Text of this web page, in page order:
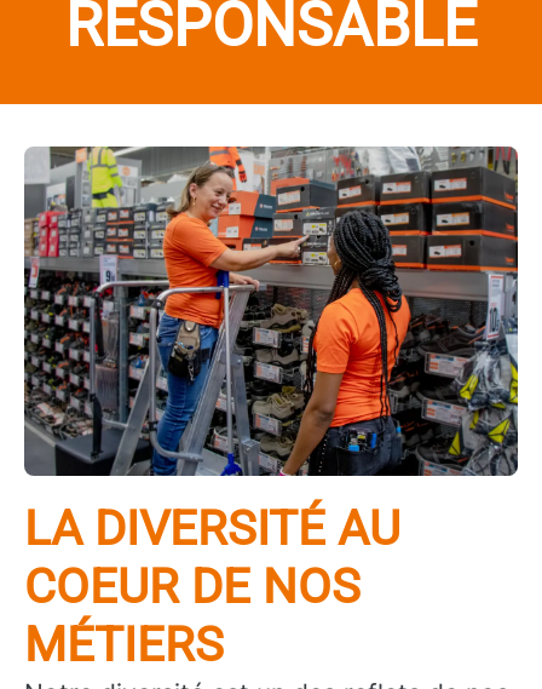
RESPONSABLE
LA DIVERSITÉ AU
COEUR DE NOS
MÉTIERS